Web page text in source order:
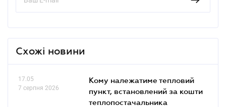
Схожі новини
17.05
7 серпня 2026
Кому належатиме тепловий
пункт, встановлений за кошти
теплопостачальника